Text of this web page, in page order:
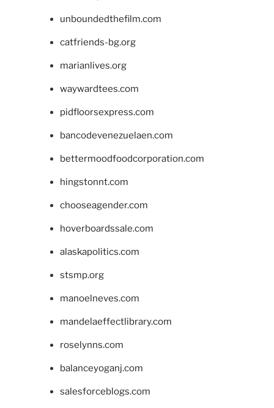
unboundedthefilm.com
catfriends-bg.org
marianlives.org
waywardtees.com
pidfloorsexpress.com
bancodevenezuelaen.com
bettermoodfoodcorporation.com
hingstonnt.com
chooseagender.com
hoverboardssale.com
alaskapolitics.com
stsmp.org
manoelneves.com
mandelaeffectlibrary.com
roselynns.com
balanceyoganj.com
salesforceblogs.com